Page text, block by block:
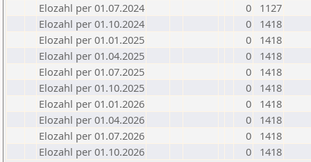
Elozahl per 01.07.2024
0
1127
Elozahl per 01.10.2024
0
1418
Elozahl per 01.01.2025
0
1418
Elozahl per 01.04.2025
0
1418
Elozahl per 01.07.2025
0
1418
Elozahl per 01.10.2025
0
1418
Elozahl per 01.01.2026
0
1418
Elozahl per 01.04.2026
0
1418
Elozahl per 01.07.2026
0
1418
Elozahl per 01.10.2026
0 1418